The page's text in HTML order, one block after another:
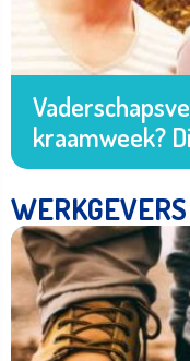
kraamweek?